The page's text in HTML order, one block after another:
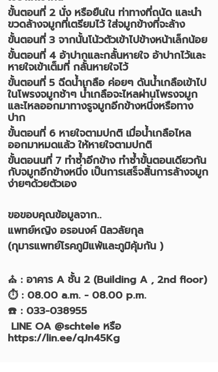
ขั้นตอนที่ 2 นั่ง หรือยืนใน ท่าทางที่ถนัด และนำ
ขวดล้างจมูกที่เตรียมไว้ ใส่จมูกข้างที่จะล้าง
ขั้นตอนที่ 3 จากนั้นโน้วตัวเข้าไปข้างหน้าเล็กน้อย
ขั้นตอนที่ 4 อ้าปากและกลั้นหายใจ อ้าปากไว้และ
หายใจเข้าเต็มที่ กลั้นหายใจไว้
ขั้นตอนที่ 5 ฉีดน้ำเกลือ ค่อยๆ ดันน้ำเกลือเข้าไป
ในโพรงจมูกช้าๆ น้ำเกลือจะไหลผ่านโพรงจมูก
และไหลออกมาทางรูจมูกอีกข้างหนึ่งหรือทาง
ปาก
ขั้นตอนที่ 6 หายใจตามปกติ เมื่อน้ำเกลือไหล
ออกมาหมดแล้ว ให้หายใจตามปกติ
ขั้นตอนนที่ 7 ทำซ้ำอีกข้าง ทำซ้ำขั้นตอนเดียวกัน
กับจมูกอีกข้างหนึ่ง เป็นการเสร็จสิ้นการล้างจมูก
ง่ายๆด้วยตัวเอง
ขอขอบคุณข้อมูลจาก..
แพทย์หญิง อรอนงค์ นิลวลัยกุล
(กุมารแพทย์โรคภูมิแพ้และภูมิคุ้มกัน )
⛪ : อาคาร A ชั้น 2 (Building A , 2nd floor)
⏱️ : 08.00 a.m. - 08.00 p.m.
☎️ : 033-038955
LINE OA @schtele หรือ
https://lin.ee/qJn45Kg